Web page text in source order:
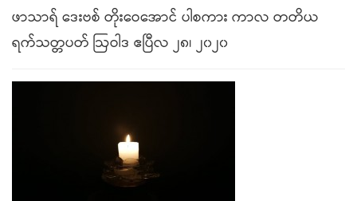
ဖာသာရ် ဒေးဗစ် တိုးဝေအောင် ပါစကား ကာလ တတိယ
ရက်သတ္တပတ် ဩဝါဒ ဧပြီလ ၂၈၊ ၂၀၂၀